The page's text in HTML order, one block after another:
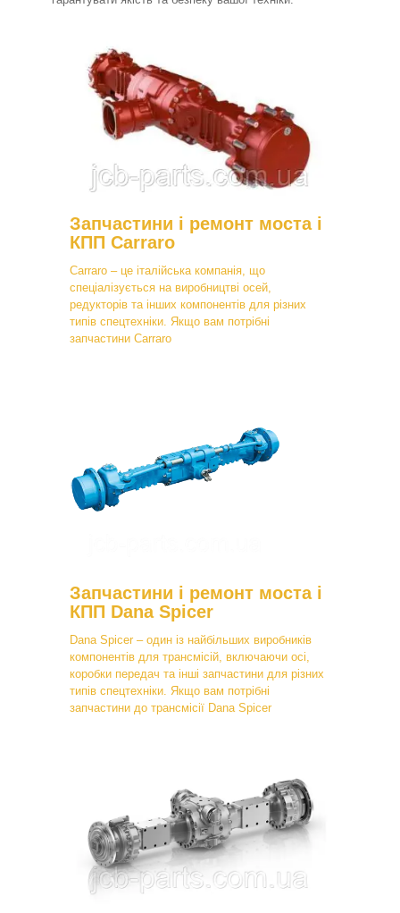
Запчастини і ремонт моста і
КПП Carraro
Carraro – це італійська компанія, що
спеціалізується на виробництві осей,
редукторів та інших компонентів для різних
типів спецтехніки. Якщо вам потрібні
запчастини Carraro
Запчастини і ремонт моста і
КПП Dana Spicer
Dana Spicer – один із найбільших виробників
компонентів для трансмісій, включаючи осі,
коробки передач та інші запчастини для різних
типів спецтехніки. Якщо вам потрібні
запчастини до трансмісії Dana Spicer